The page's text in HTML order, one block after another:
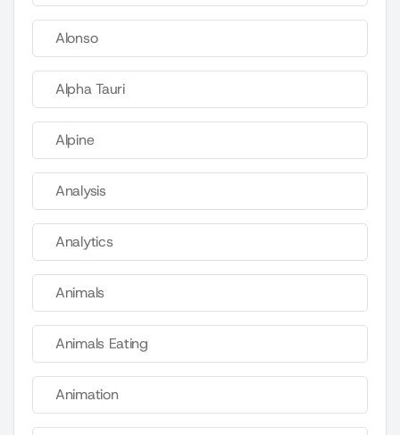
Alonso
Alpha Tauri
Alpine
Analysis
Analytics
Animals
Animals Eating
Animation